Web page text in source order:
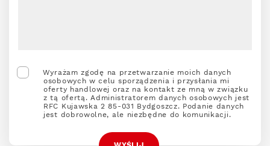
Wyrażam zgodę na przetwarzanie moich danych
osobowych w celu sporządzenia i przysłania mi
oferty handlowej oraz na kontakt ze mną w związku
z tą ofertą. Administratorem danych osobowych jest
RFC Kujawska 2 85-031 Bydgoszcz. Podanie danych
jest dobrowolne, ale niezbędne do komunikacji.